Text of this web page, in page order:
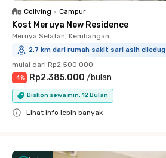
Coliving • Campur
Kost Meruya New Residence
Meruya Selatan, Kembangan
2.7 km dari rumah sakit sari asih ciledug
mulai dari Rp2.500.000
-4% Rp2.385.000 /bulan
Diskon sewa min. 12 Bulan
Lihat info lebih banyak